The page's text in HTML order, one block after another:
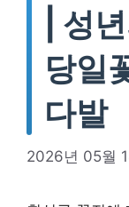
| 성
당일
다발
2026년 05월